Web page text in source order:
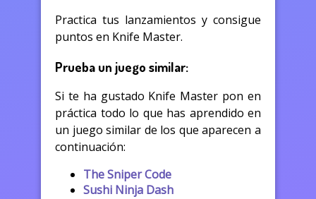
Practica tus lanzamientos y consigue
puntos en Knife Master.
Prueba un juego similar:
Si te ha gustado Knife Master pon en
práctica todo lo que has aprendido en
un juego similar de los que aparecen a
continuación:
The Sniper Code
Sushi Ninja Dash